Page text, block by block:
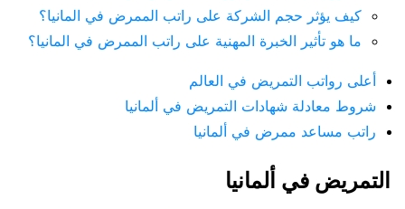
كيف يؤثر حجم الشركة على راتب الممرض في المانيا؟
ما هو تأثير الخبرة المهنية على راتب الممرض في المانيا؟
أعلى رواتب التمريض في العالم
شروط معادلة شهادات التمريض في ألمانيا
راتب مساعد ممرض في ألمانيا
التمريض في ألمانيا